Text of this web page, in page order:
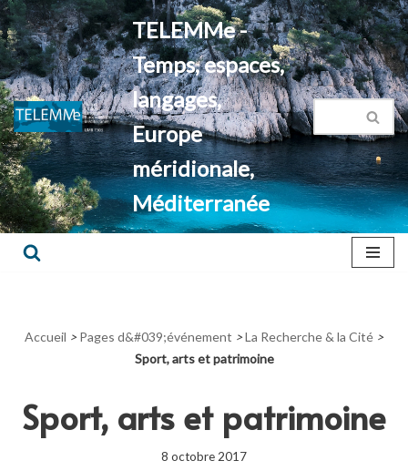
Aller
au
contenu
TELEMMe -
Temps, espaces,
langages,
Europe
méridionale,
Méditerranée
Accueil > Pages d&#039;événement >La Recherche & la Cité >
Sport, arts et patrimoine
Sport, arts et patrimoine
8 octobre 2017